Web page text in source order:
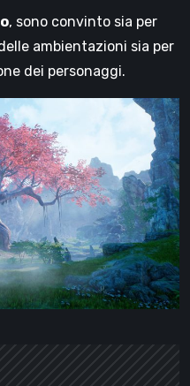
, sono convinto sia per
ambientazioni sia per
dei personaggi.